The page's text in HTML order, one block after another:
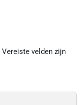
Vereiste velden zijn